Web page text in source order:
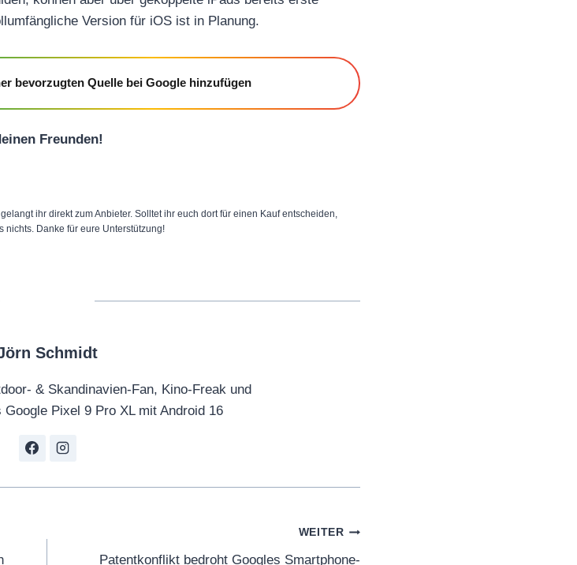
Version für iOS ist in Planung.
bevorzugten Quelle bei Google hinzufügen
Freunden!
ihr direkt zum Anbieter. Solltet ihr euch dort für einen Kauf entscheiden,
nichts. Danke für eure Unterstützung!
Schmidt
& Skandinavien-Fan, Kino-Freak und
Pixel 9 Pro XL mit Android 16
WEITER
Patentkonflikt bedroht Googles Smartphone-